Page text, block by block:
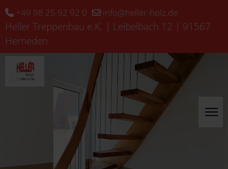
+49 98 25 92 92 0 info@heller-holz.de
Heller Treppenbau e.K. | Leibelbach 12 | 91567
Herrieden